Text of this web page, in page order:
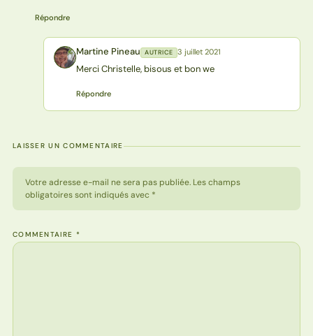
Répondre
MP Martine Pineau AUTRICE 3 juillet 2021
Merci Christelle, bisous et bon we
Répondre
LAISSER UN COMMENTAIRE
Votre adresse e-mail ne sera pas publiée. Les champs
obligatoires sont indiqués avec *
COMMENTAIRE *